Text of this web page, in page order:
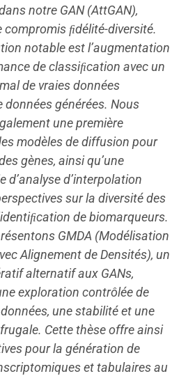
notre GAN (AttGAN),
compromis ﬁdélité-diversité.
notable est l’augmentation
de classiﬁcation avec un
de vraies données
données générées. Nous
une première
modèles de diffusion pour
gènes, ainsi qu’une
d’analyse d’interpolation
sur la diversité des
de biomarqueurs.
GMDA (Modélisation
Alignement de Densités), un
alternatif aux GANs,
exploration contrôlée de
données, une stabilité et une
Cette thèse offre ainsi
pour la génération de
et tabulaires au